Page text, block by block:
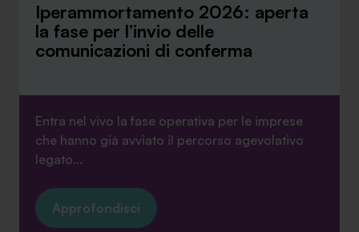
Iperammortamento 2026: aperta
la fase per l’invio delle
comunicazioni di conferma
Entra nel vivo la fase operativa per le imprese
che hanno già avviato il percorso agevolativo
legato...
Approfondisci